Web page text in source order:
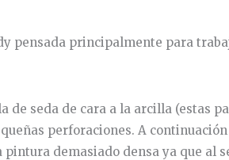
pensada principalmente para
seda de cara a la arcilla (estas
perforaciones. A
demasiado densa ya que